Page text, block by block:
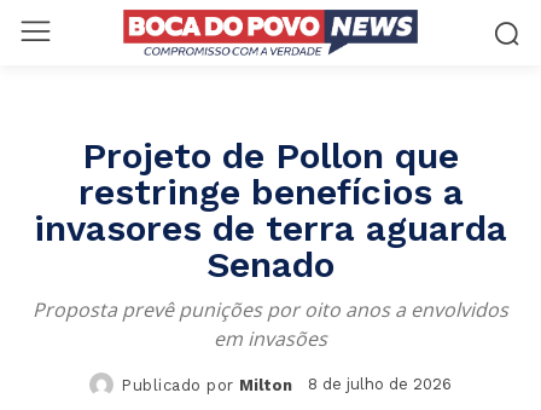
Projeto de Pollon que
restringe benefícios a
invasores de terra aguarda
Senado
Proposta prevê punições por oito anos a envolvidos
em invasões
Publicado por Milton 8 de julho de 2026